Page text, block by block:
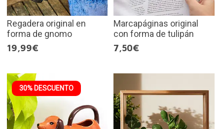
Regadera original en
forma de gnomo
19,99€
Marcapáginas original
con forma de tulipán
7,50€
30% DESCUENTO